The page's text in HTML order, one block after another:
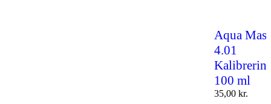
Aqua
4.01
100 ml
35,00 kr.